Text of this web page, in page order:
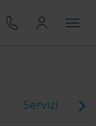
Servizi